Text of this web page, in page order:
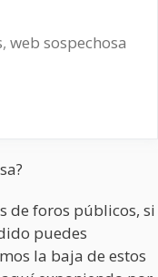
,web sospechosa
de foros públicos, si
puedes
la baja de estos